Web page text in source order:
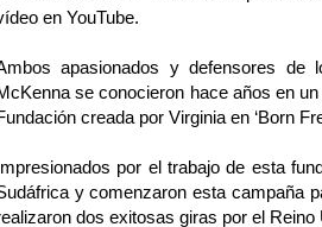
en YouTube.
apasionados y defensores
se conocieron hace años en
creada por Virginia en ‘Born
por el trabajo de esta
y comenzaron esta campaña
dos exitosas giras por el